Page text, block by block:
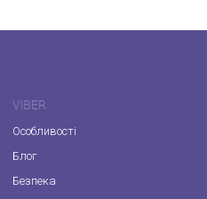
VIBER
Особливості
Блог
Безпека